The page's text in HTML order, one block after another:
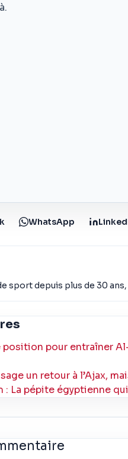
WhatsApp
sport depuis plus de 30
pour entraîner
un retour à l’Ajax,
: La pépite égyptienne